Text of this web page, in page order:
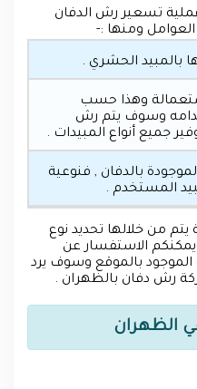
عملية تسعير رش الدفان
ومنها :-
بالمبيد الحشري .
وهذا حسب
وسوف يتم رش
جميع أنواع المبيدات .
بالدفان , فنوعية
المستخدم .
من خلالها تحديد نوع
الاستفسار عن
بالموقع وسوف يرد
رش دفان بالظهران .
الظهران